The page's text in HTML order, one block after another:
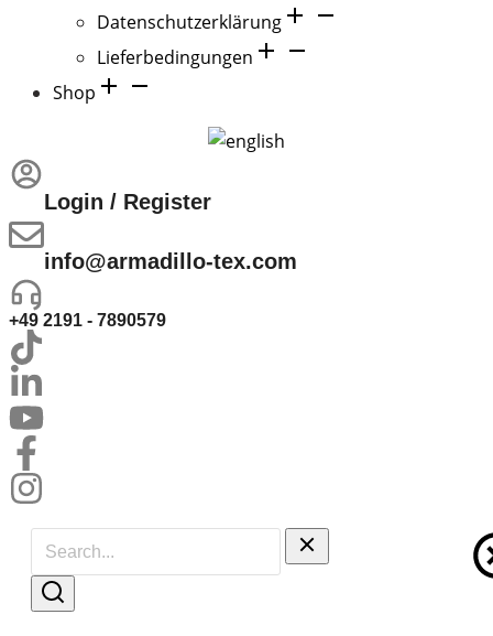
Datenschutzerklärung
Lieferbedingungen
Shop
Login / Register
info@armadillo-tex.com
+49 2191 - 7890579